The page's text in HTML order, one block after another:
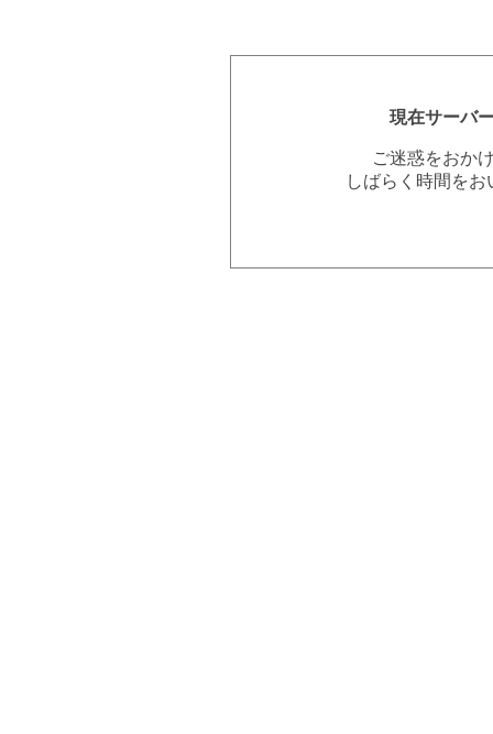
現在サーバ
ご迷惑をおか
しばらく時間を